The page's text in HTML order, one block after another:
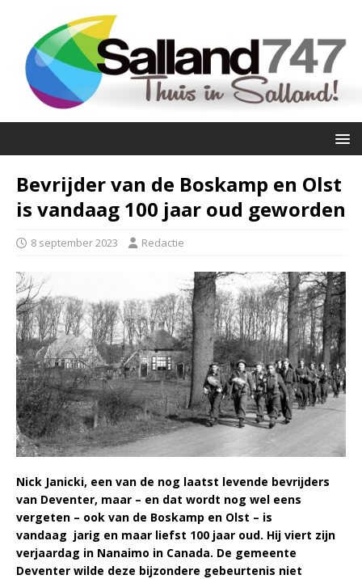
Bevrijder van de Boskamp en Olst
is vandaag 100 jaar oud geworden
8 september 2023 Redactie
Nick Janicki, een van de nog laatst levende bevrijders
van Deventer, maar – en dat wordt nog wel eens
vergeten – ook van de Boskamp en Olst – is
vandaag jarig en maar liefst 100 jaar oud. Hij viert zijn
verjaardag in Nanaimo in Canada. De gemeente
Deventer wilde deze bijzondere gebeurtenis niet